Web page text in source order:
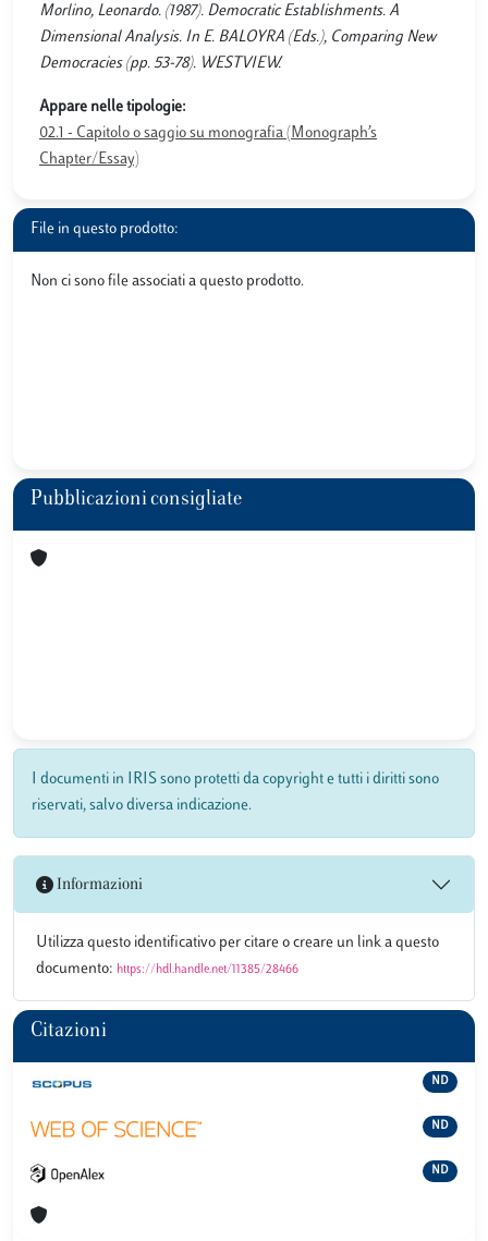
Morlino, Leonardo. (1987). Democratic Establishments. A
Dimensional Analysis. In E. BALOYRA (Eds.), Comparing New
Democracies (pp. 53-78). WESTVIEW.
Appare nelle tipologie:
02.1 - Capitolo o saggio su monografia (Monograph’s
Chapter/Essay)
File in questo prodotto:
Non ci sono file associati a questo prodotto.
Pubblicazioni consigliate
I documenti in IRIS sono protetti da copyright e tutti i diritti sono
riservati, salvo diversa indicazione.
Informazioni
Utilizza questo identificativo per citare o creare un link a questo
documento: https://hdl.handle.net/11385/28466
Citazioni
ND
ND
ND